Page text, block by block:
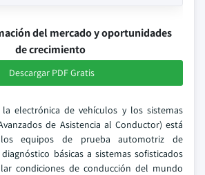
del mercado y oportunidades
de crecimiento
Descargar PDF Gratis
electrónica de vehículos y los sistemas
de Asistencia al Conductor) está
los equipos de prueba automotriz de
básicas a sistemas sofisticados
condiciones de conducción del mundo